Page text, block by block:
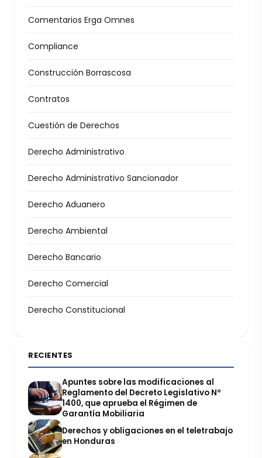
Comentarios Erga Omnes
Compliance
Construcción Borrascosa
Contratos
Cuestión de Derechos
Derecho Administrativo
Derecho Administrativo Sancionador
Derecho Aduanero
Derecho Ambiental
Derecho Bancario
Derecho Comercial
Derecho Constitucional
RECIENTES
Apuntes sobre las modificaciones al
Reglamento del Decreto Legislativo Nº
1400, que aprueba el Régimen de
Garantía Mobiliaria
Derechos y obligaciones en el teletrabajo
en Honduras